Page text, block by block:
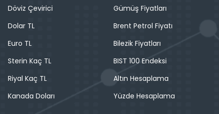
Döviz Çevirici
Dolar TL
Euro TL
Sterin Kaç TL
Riyal Kaç TL
Kanada Doları
Gümüş Fiyatları
Brent Petrol Fiyatı
Bilezik Fiyatları
BIST 100 Endeksi
Altın Hesaplama
Yüzde Hesaplama